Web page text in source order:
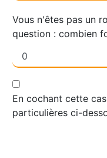
Vous n'êtes pas un
question : combien
En cochant cette
particulières ci-